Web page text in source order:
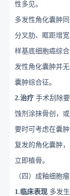
性多见。
多发性角化囊肿
分叉肋、眶距增
样基底细胞癌综
发性角化囊肿并
囊肿综合征。
2.治疗 手术刮除
蚀剂涂抹骨创，或
要时可考虑在囊
复发的角化囊肿
立即植骨。
（四）成釉细胞瘤
1.临床表现 多发